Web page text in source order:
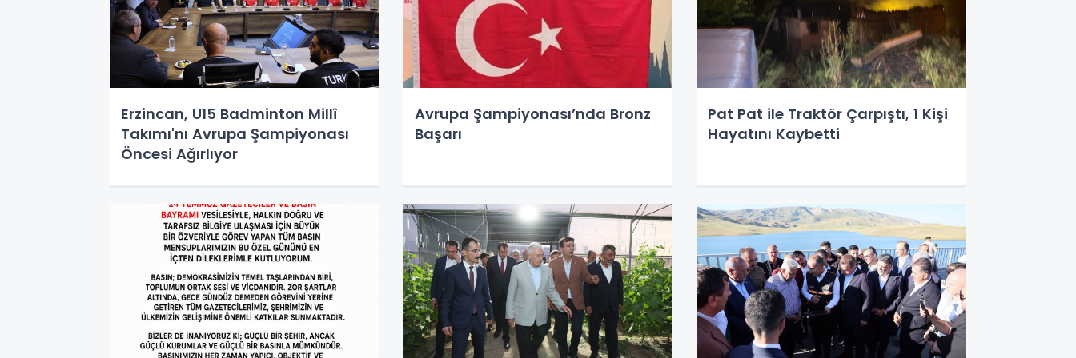
Erzincan, U15 Badminton Millî
Takımı'nı Avrupa Şampiyonası
Öncesi Ağırlıyor
Avrupa Şampiyonası’nda Bronz
Başarı
Pat Pat ile Traktör Çarpıştı, 1 Kişi
Hayatını Kaybetti